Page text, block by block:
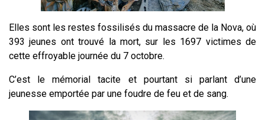
Elles sont les restes fossilisés du massacre de la Nova, où
393 jeunes ont trouvé la mort, sur les 1697 victimes de
cette effroyable journée du 7 octobre.
C’est le mémorial tacite et pourtant si parlant d’une
jeunesse emportée par une foudre de feu et de sang.